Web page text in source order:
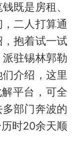
既是房租、
二人打算通
抱着试一试
驻锡林郭勒
介绍，这里
平台，可全
部门奔波的
时20余天顺